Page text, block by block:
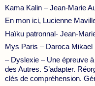
Kama Kalin – Jean-Marie
En mon ici, Lucienne
Haïku patronnal- Jean-
Mys Paris – Daroca Mikael
– Dyslexie – Une épreuve
des Autres. S’adapter.
clés de compréhension.